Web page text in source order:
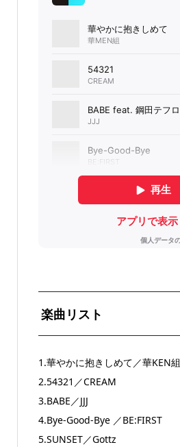
楽曲リスト
1.華やかに抱きしめて／華KEN組
2.54321／CREAM
3.BABE／JJJ
4.Bye-Good-Bye ／BE:FIRST
5.SUNSET／Gottz